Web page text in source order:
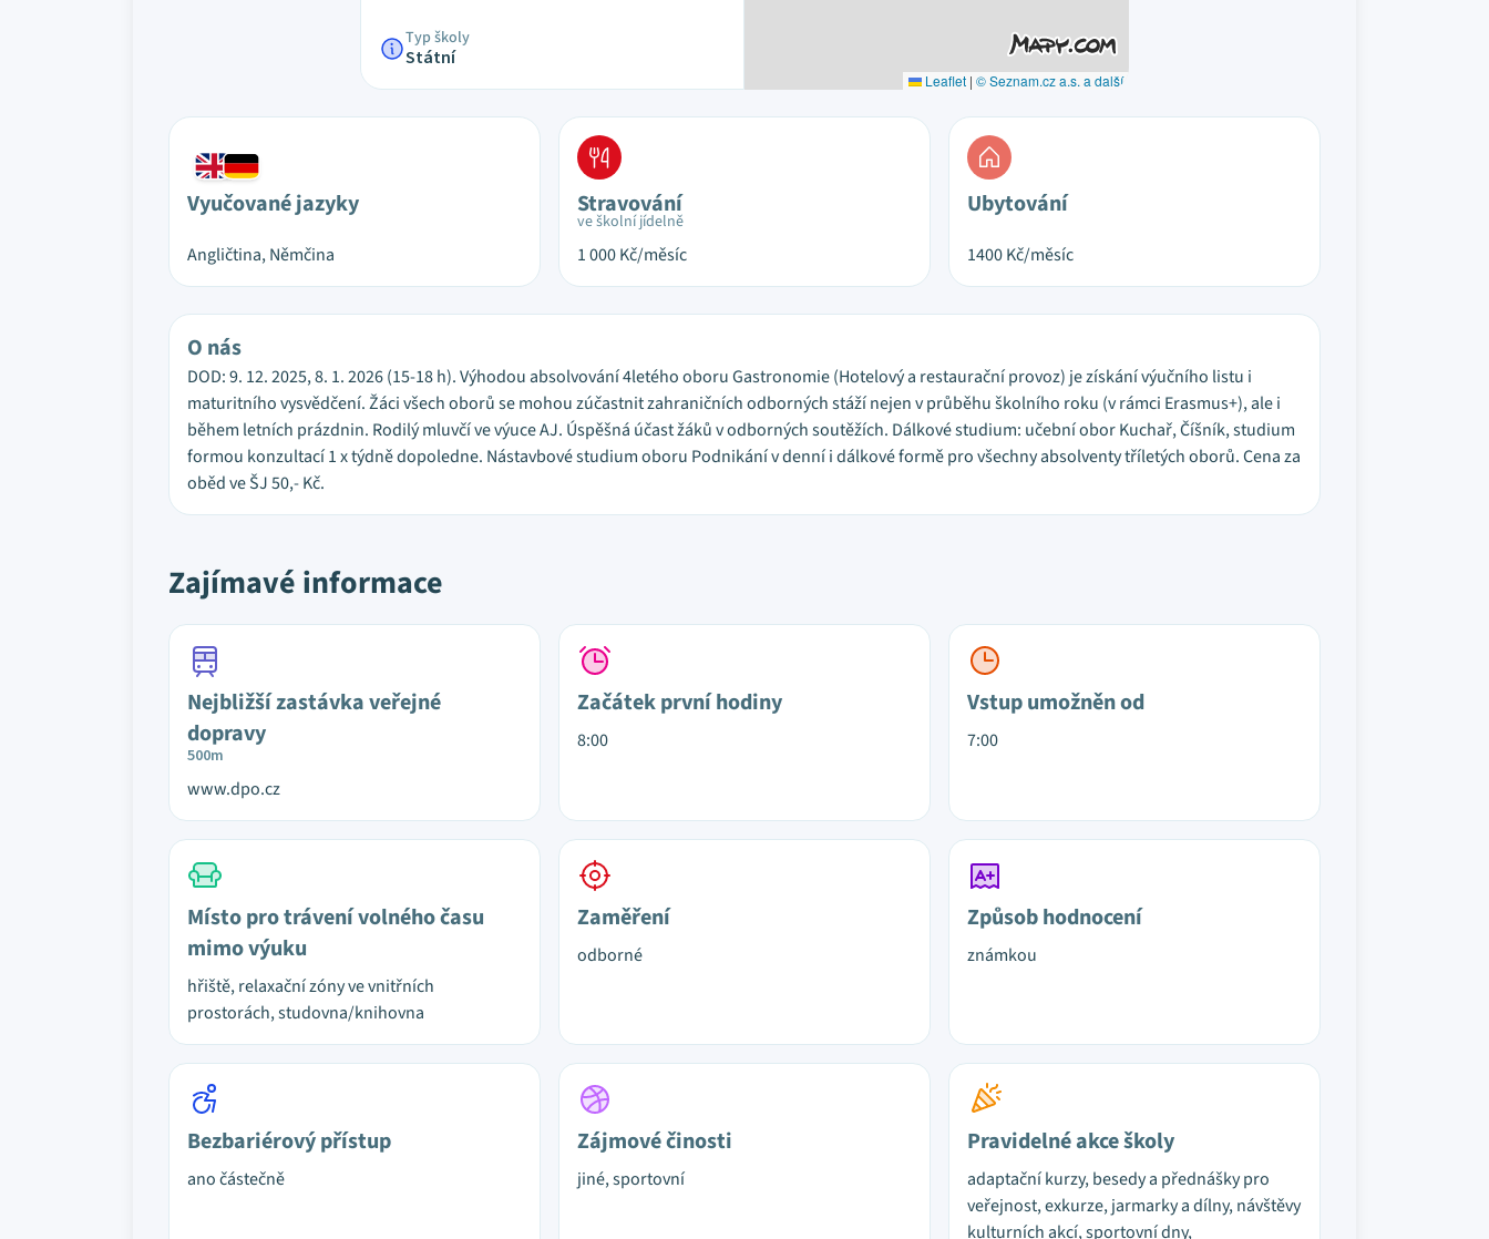
Typ školy
Státní
Leaflet | © Seznam.cz a.s. a další
Vyučované jazyky
Angličtina, Němčina
Stravování
ve školní jídelně
1 000Kč/měsíc
Ubytování
1400Kč/měsíc
O nás
DOD: 9. 12. 2025, 8. 1. 2026 (15-18 h). Výhodou absolvování 4letého oboru Gastronomie (Hotelový a restaurační provoz) je získání výučního listu i
maturitního vysvědčení. Žáci všech oborů se mohou zúčastnit zahraničních odborných stáží nejen v průběhu školního roku (v rámci Erasmus+), ale i
během letních prázdnin. Rodilý mluvčí ve výuce AJ. Úspěšná účast žáků v odborných soutěžích. Dálkové studium: učební obor Kuchař, Číšník, studium
formou konzultací 1 x týdně dopoledne. Nástavbové studium oboru Podnikání v denní i dálkové formě pro všechny absolventy tříletých oborů. Cena za
oběd ve ŠJ 50,- Kč.
Zajímavé informace
Nejbližší zastávka veřejné
dopravy
500m
www.dpo.cz
Začátek první hodiny
8:00
Vstup umožněn od
7:00
Místo pro trávení volného času
mimo výuku
hřiště, relaxační zóny ve vnitřních
prostorách, studovna/knihovna
Zaměření
odborné
Způsob hodnocení
známkou
Bezbariérový přístup
ano částečně
Zájmové činosti
jiné, sportovní
Pravidelné akce školy
adaptační kurzy, besedy a přednášky pro
veřejnost, exkurze, jarmarky a dílny, návštěvy
kulturních akcí, sportovní dny,